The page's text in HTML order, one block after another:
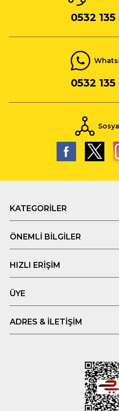
0532
0532
KATEGORILER
ÖNEMLI BILGILER
HIZLI ERIŞIM
ÜYE
ADRES & İLETIŞIM